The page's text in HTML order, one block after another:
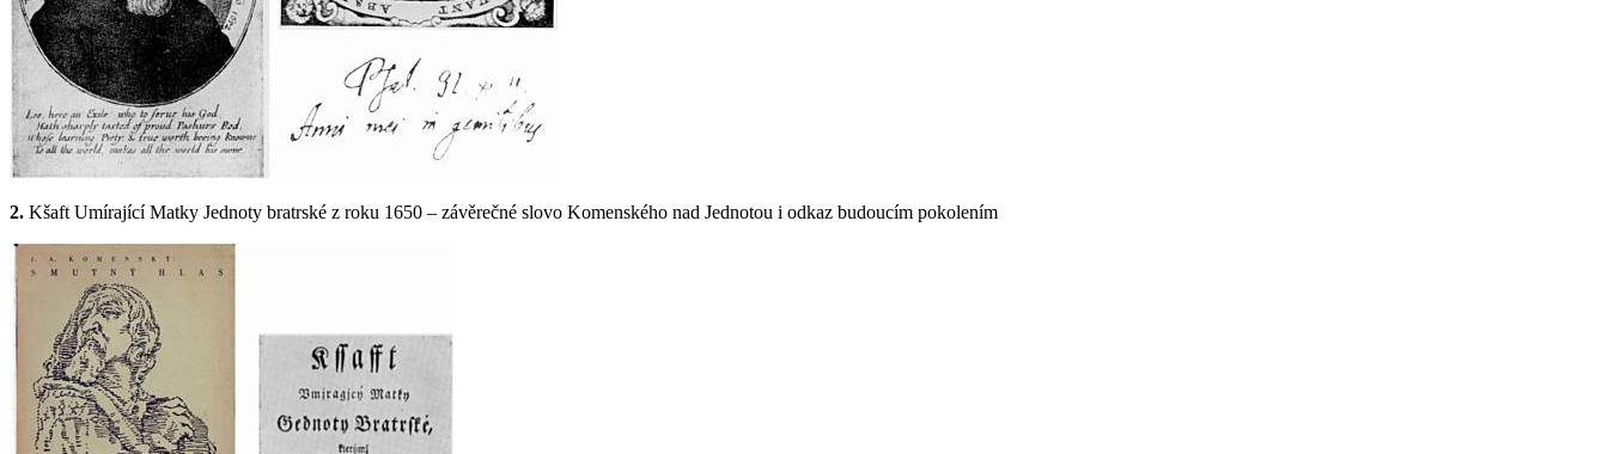
2. Kšaft Umírající Matky Jednoty bratrské z roku 1650 – závěrečné slovo Komenského nad Jednotou i odkaz budoucím pokolením